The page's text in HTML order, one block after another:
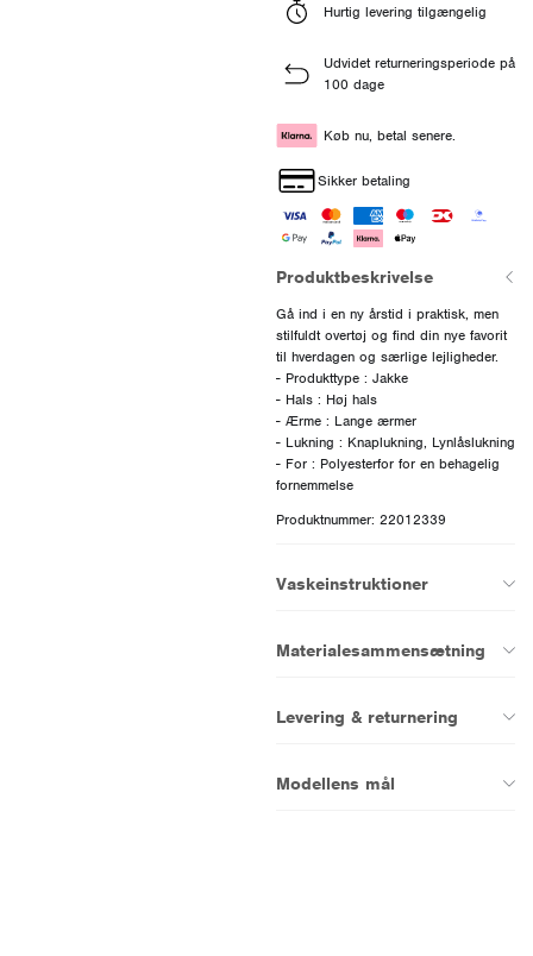
Hurtig levering tilgængelig
Udvidet returneringsperiode på
100 dage
Køb nu, betal senere.
Sikker betaling
Produktbeskrivelse
Gå ind i en ny årstid i praktisk, men
stilfuldt overtøj og find din nye favorit
til hverdagen og særlige lejligheder.
- Produkttype : Jakke
- Hals : Høj hals
- Ærme : Lange ærmer
- Lukning : Knaplukning, Lynlåslukning
- For : Polyesterfor for en behagelig
fornemmelse
Produktnummer: 22012339
Vaskeinstruktioner
Materialesammensætning
Levering & returnering
Modellens mål